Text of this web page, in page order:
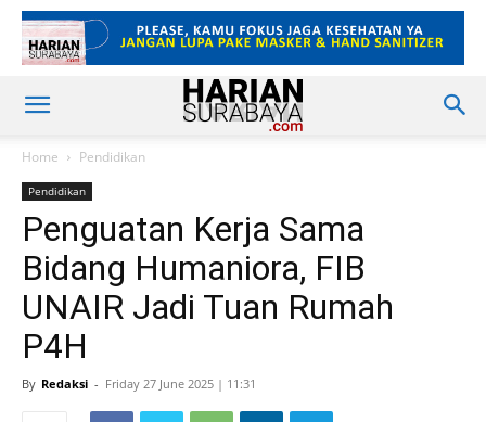
Home Pendidikan
Pendidikan
Penguatan Kerja Sama
Bidang Humaniora, FIB
UNAIR Jadi Tuan Rumah
P4H
By Redaksi - Friday 27 June 2025 | 11:31